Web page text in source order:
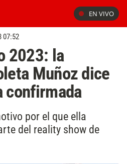
EN VIVO
07:52
2023: la
Muñoz dice
confirmada
por el que ella
del reality show de